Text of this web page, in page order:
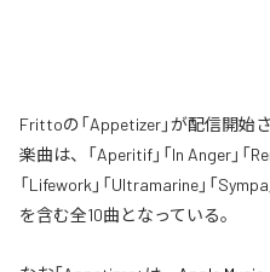
Frittoの「Appetizer」が配信開始
楽曲は、「Aperitif」「In Anger」「
「Lifework」「Ultramarine」「Sympa
を含む全10曲となっている。